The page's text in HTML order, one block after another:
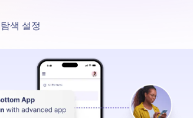
색 설정